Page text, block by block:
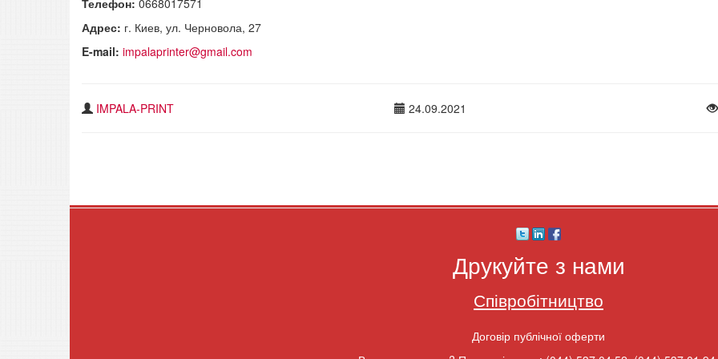
Телефон: 0668017571
Адрес: г. Киев, ул. Черновола, 27
E-mail: impalaprinter@gmail.com
IMPALA-PRINT 24.09.2021
Друкуйте з нами
Співробітництво
Договір публічної оферти